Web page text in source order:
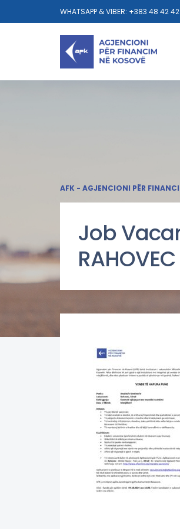
WHATSAPP & VIBER: +383 48 42
AFK - AGJENCIONI PËR
Job
RAHOVEC